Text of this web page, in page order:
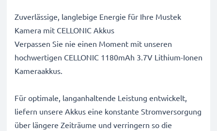
Zuverlässige, langlebige Energie für Ihre Mustek
Kamera mit CELLONIC Akkus
Verpassen Sie nie einen Moment mit unseren
hochwertigen CELLONIC 1180mAh 3.7V Lithium-Ionen
Kameraakkus.
Für optimale, langanhaltende Leistung entwickelt,
liefern unsere Akkus eine konstante Stromversorgung
über längere Zeiträume und verringern so die